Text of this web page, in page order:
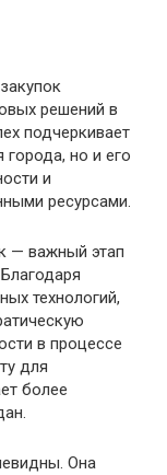
решений в
подчеркивает
города, но и его
и
ресурсами.
— важный этап
технологий,
в процессе
для
более
Она